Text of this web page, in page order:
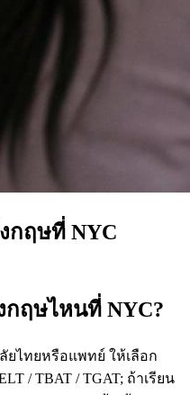
กฤษที่ NYC
กฤษไหนที่ NYC?
ยไทยหรือแพทย์ ให้เลือก
/ TBAT / TGAT; ถ้าเรียน